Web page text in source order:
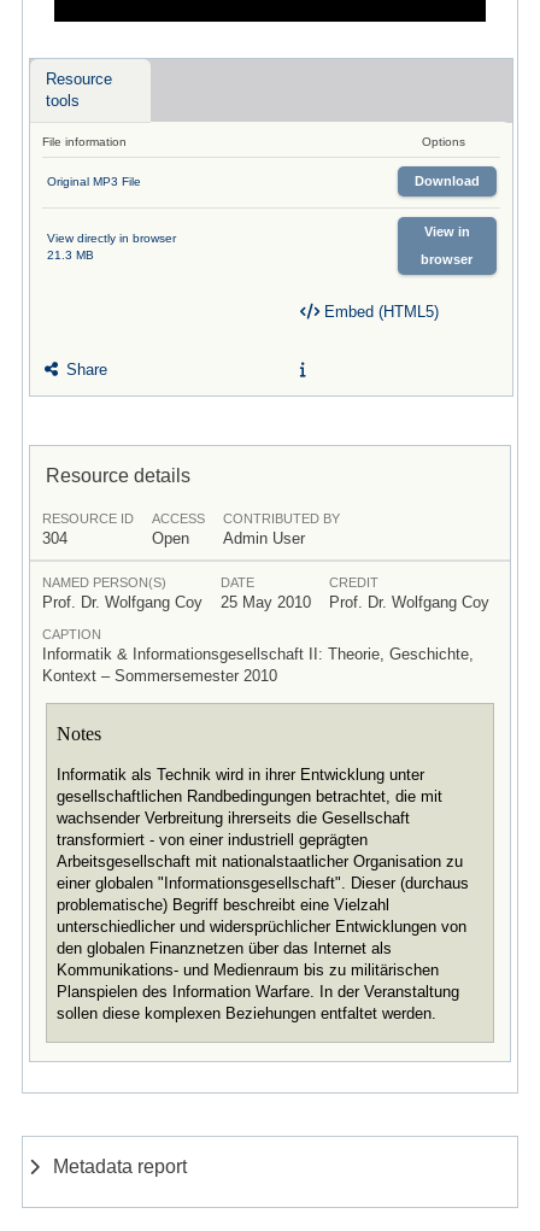
Resource
tools
File information Options
Original MP3 File Download
View directly in browser
21.3 MB
View in
browser
Share
Embed (HTML5)
Resource details
RESOURCE ID
304
ACCESS
Open
CONTRIBUTED BY
Admin User
NAMED PERSON(S)
Prof. Dr. Wolfgang Coy
DATE
25 May 2010
CREDIT
Prof. Dr. Wolfgang Coy
CAPTION
Informatik & Informationsgesellschaft II: Theorie, Geschichte,
Kontext – Sommersemester 2010
Notes
Informatik als Technik wird in ihrer Entwicklung unter
gesellschaftlichen Randbedingungen betrachtet, die mit
wachsender Verbreitung ihrerseits die Gesellschaft
transformiert - von einer industriell geprägten
Arbeitsgesellschaft mit nationalstaatlicher Organisation zu
einer globalen "Informationsgesellschaft". Dieser (durchaus
problematische) Begriff beschreibt eine Vielzahl
unterschiedlicher und widersprüchlicher Entwicklungen von
den globalen Finanznetzen über das Internet als
Kommunikations- und Medienraum bis zu militärischen
Planspielen des Information Warfare. In der Veranstaltung
sollen diese komplexen Beziehungen entfaltet werden.
Metadata report